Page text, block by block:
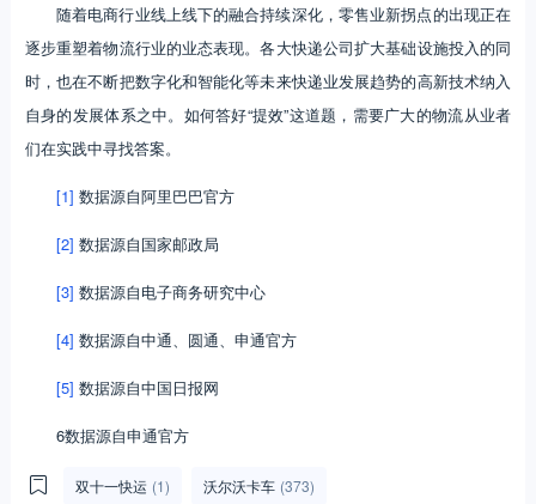
随着电商行业线上线下的融合持续深化，零售业新拐点的出现正在
逐步重塑着物流行业的业态表现。各大快递公司扩大基础设施投入的同
时，也在不断把数字化和智能化等未来快递业发展趋势的高新技术纳入
自身的发展体系之中。如何答好“提效”这道题，需要广大的物流从业者
们在实践中寻找答案。
[1] 数据源自阿里巴巴官方
[2] 数据源自国家邮政局
[3] 数据源自电子商务研究中心
[4] 数据源自中通、圆通、申通官方
[5] 数据源自中国日报网
6数据源自申通官方
双十一快运 (1) 沃尔沃卡车 (373)